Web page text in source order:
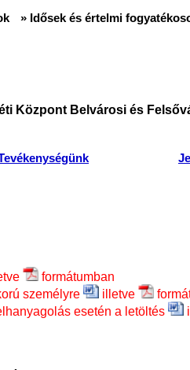
» Idősek és értelmi
Központ Belvárosi és
formátumban
személyre
illetve
esetén a letöltés